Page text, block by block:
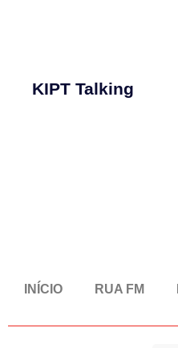
KIPT Talking
INÍCIO RUA FM